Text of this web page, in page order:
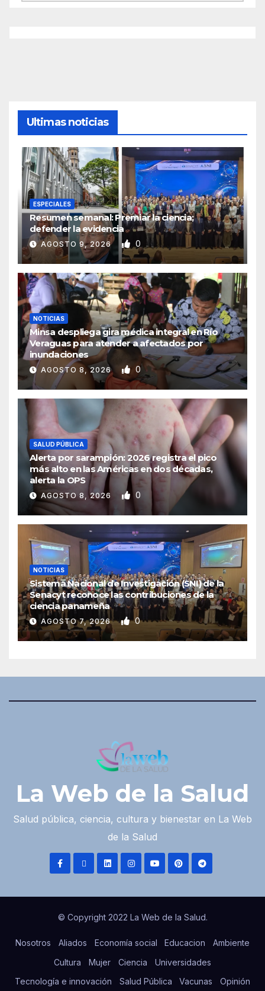
Ultimas noticias
ESPECIALES
Resumen semanal: Premiar la ciencia;
defender la evidencia
AGOSTO 9, 2026 0
NOTICIAS
Minsa despliega gira médica integral en Río
Veraguas para atender a afectados por
inundaciones
AGOSTO 8, 2026 0
SALUD PÚBLICA
Alerta por sarampión: 2026 registra el pico
más alto en las Américas en dos décadas,
alerta la OPS
AGOSTO 8, 2026 0
NOTICIAS
Sistema Nacional de Investigación (SNI) de la
Senacyt reconoce las contribuciones de la
ciencia panameña
AGOSTO 7, 2026 0
La Web de la Salud
Salud pública, ciencia, cultura y bienestar en La Web
de la Salud
© Copyright 2022 La Web de la Salud.
Nosotros Aliados Economía social Educacion
Ambiente
Cultura
Mujer Ciencia
Universidades
Tecnología e innovación
Salud Pública Vacunas Opinión